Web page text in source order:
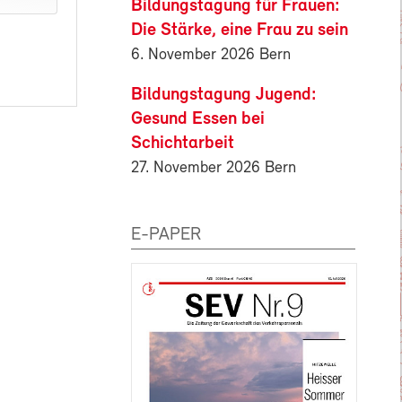
Bildungstagung für Frauen:
Die Stärke, eine Frau zu sein
6. November 2026 Bern
Bildungstagung Jugend:
Gesund Essen bei
Schichtarbeit
27. November 2026 Bern
E-PAPER